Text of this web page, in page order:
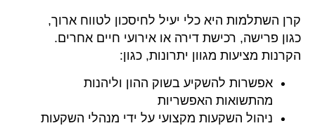
קרן השתלמות היא כלי יעיל לחיסכון לטווח ארוך,
כגון פרישה, רכישת דירה או אירועי חיים אחרים.
הקרנות מציעות מגוון יתרונות, כגון:
אפשרות להשקיע בשוק ההון וליהנות
מהתשואות האפשריות
ניהול השקעות מקצועי על ידי מנהלי השקעות